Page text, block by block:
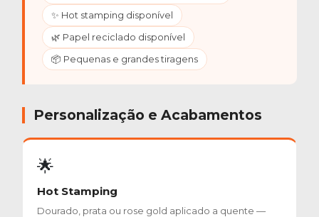
✨ Hot stamping disponível
🌿 Papel reciclado disponível
📦 Pequenas e grandes tiragens
Personalização e Acabamentos
🌟
Hot Stamping
Dourado, prata ou rose gold aplicado a quente —